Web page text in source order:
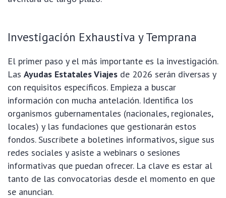
Investigación Exhaustiva y Temprana
El primer paso y el más importante es la investigación.
Las Ayudas Estatales Viajes de 2026 serán diversas y
con requisitos específicos. Empieza a buscar
información con mucha antelación. Identifica los
organismos gubernamentales (nacionales, regionales,
locales) y las fundaciones que gestionarán estos
fondos. Suscríbete a boletines informativos, sigue sus
redes sociales y asiste a webinars o sesiones
informativas que puedan ofrecer. La clave es estar al
tanto de las convocatorias desde el momento en que
se anuncian.